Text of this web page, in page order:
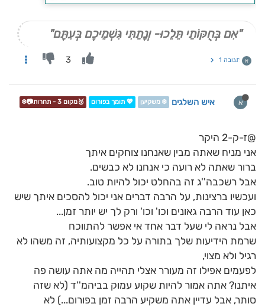
"אִם בְּחֻקּוֹתַי תֵּלֵכוּ- וְנָתַתִּי גִּשְׁמֵיכֶם בְּעִתָּם"
א תגובה 1 3
א איש השלגים ❄️ משקיען 💖 תומך בפורום 🥉מקום 3 - תחרות📷❄️
@ז-ק-2 היקר
אני מניח שאתה מבין שאנחנו צוחקים איתך
ברור שאתה לא רועה כי אנחנו לא כבשים.
אבל רשכבה''ג זה בהחלט יכול להיות טוב.
ועכשיו ברצינות, על הרבה דברים אני יכול להסכים איתך שיש
כאן עוד הרבה גאונים וכו' וכו' ורק לך יש יותר זמן...
אבל נראה לי שעל דבר אחד אי אפשר להתווכח
שרמת הידיעות שלך בתורה על כל מקצועותיה, זה משהו לא
רגיל ולא מצוי,
לפעמים אפילו זה מעורר אצלי תהייה מה אתה עושה פה
איתנו? אתה אמור להיות שקוע עמוק בביהמ''ד (לא שזה
סותר, אבל עדיין אתה משקיע הרבה זמן בפורום...) לא